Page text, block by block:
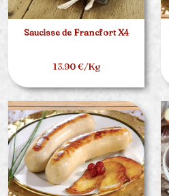
Saucisse de Francfort X4
13.90 €/Kg